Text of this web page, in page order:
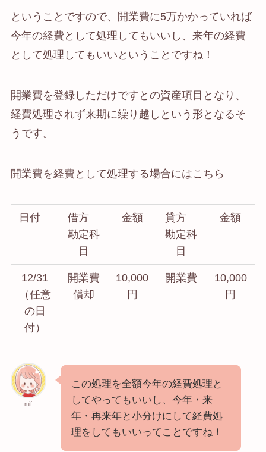
ということですので、開業費に5万かかっていれば
今年の経費として処理してもいいし、来年の経費
として処理してもいいということですね！
開業費を登録しただけですとの資産項目となり、
経費処理されず来期に繰り越しという形となるそ
うです。
開業費を経費として処理する場合にはこちら
日付
借方
勘定科
目
金額
貸方
勘定科
目
金額
12/31
（任意
の日
付）
開業費
償却
10,000
円
開業費
10,000
円
mif
この処理を全額今年の経費処理と
してやってもいいし、今年・来
年・再来年と小分けにして経費処
理をしてもいいってことですね！